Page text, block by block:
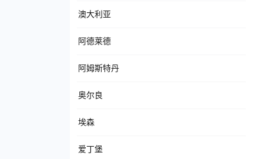
澳大利亚
阿德莱德
阿姆斯特丹
奥尔良
埃森
爱丁堡